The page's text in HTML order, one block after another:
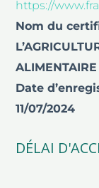
https://
Nom du
ALIMENTAIRE
Date
11/07/2024
DÉLAI